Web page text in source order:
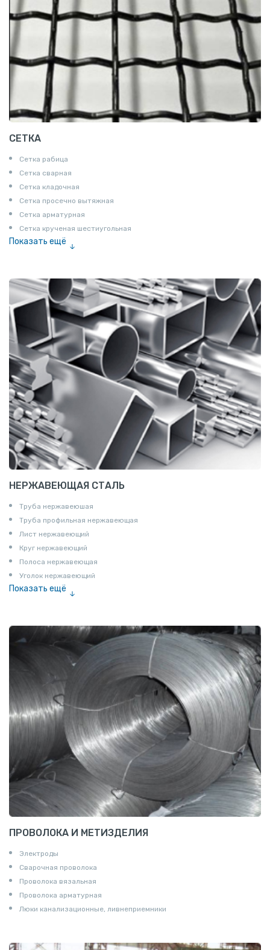
СЕТКА
Сетка рабица
Сетка сварная
Сетка кладочная
Сетка просечно вытяжная
Сетка арматурная
Сетка крученая шестиугольная
Показать ещё
НЕРЖАВЕЮЩАЯ СТАЛЬ
Труба нержавеюшая
Труба профильная нержавеющая
Лист нержавеющий
Круг нержавеющий
Полоса нержавеющая
Уголок нержавеющий
Показать ещё
ПРОВОЛОКА И МЕТИЗДЕЛИЯ
Электроды
Сварочная проволока
Проволока вязальная
Проволока арматурная
Люки канализационные, ливнеприемники